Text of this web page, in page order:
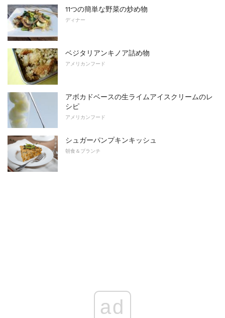
11つの簡単な野菜の炒め物
ディナー
ベジタリアンキノア詰め物
アメリカンフード
アボカドベースの生ライムアイスクリームのレ
シピ
アメリカンフード
シュガーパンプキンキッシュ
朝食＆ブランチ
ad